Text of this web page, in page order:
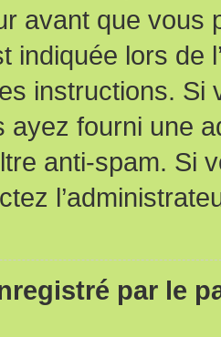
avant que
indiquée lors de
instructions. Si
ayez fourni une
anti-spam. Si
par le